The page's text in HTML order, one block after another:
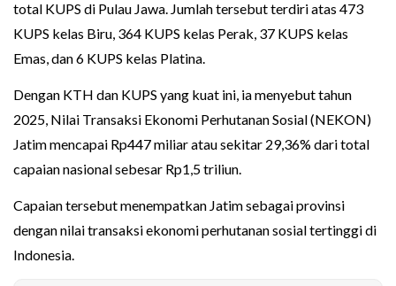
total KUPS di Pulau Jawa. Jumlah tersebut terdiri atas 473
KUPS kelas Biru, 364 KUPS kelas Perak, 37 KUPS kelas
Emas, dan 6 KUPS kelas Platina.
Dengan KTH dan KUPS yang kuat ini, ia menyebut tahun
2025, Nilai Transaksi Ekonomi Perhutanan Sosial (NEKON)
Jatim mencapai Rp447 miliar atau sekitar 29,36% dari total
capaian nasional sebesar Rp1,5 triliun.
Capaian tersebut menempatkan Jatim sebagai provinsi
dengan nilai transaksi ekonomi perhutanan sosial tertinggi di
Indonesia.